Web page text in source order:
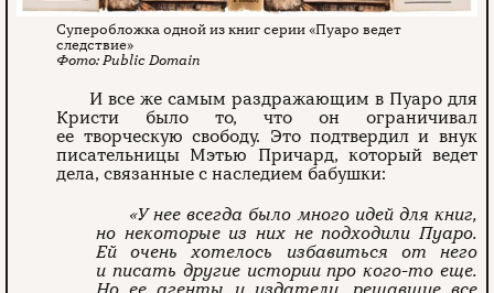
Суперобложка одной из книг серии «Пуаро ведет
следствие»
Public Domain
И все же самым раздражающим в Пуаро для
Кристи было то, что он ограничивал
ее творческую свободу. Это подтвердил и внук
писательницы Мэтью Причард, который ведет
дела, связанные с наследием бабушки:
«У нее всегда было много идей для книг,
но некоторые из них не подходили Пуаро.
Ей очень хотелось избавиться от него
и писать другие истории про кого-то еще.